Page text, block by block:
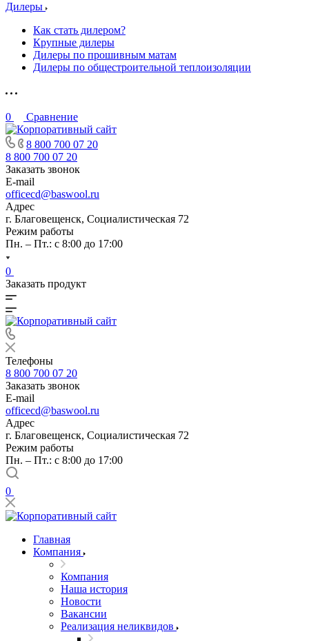
Дилеры
Как стать дилером?
Крупные дилеры
Дилеры по прошивным матам
Дилеры по общестроительной теплоизоляции
0 Сравнение
8 800 700 07 20
8 800 700 07 20
Заказать звонок
E-mail
officecd@baswool.ru
Адрес
г. Благовещенск, Социалистическая 72
Режим работы
Пн. – Пт.: с 8:00 до 17:00
0
Заказать продукт
Телефоны
8 800 700 07 20
Заказать звонок
E-mail
officecd@baswool.ru
Адрес
г. Благовещенск, Социалистическая 72
Режим работы
Пн. – Пт.: с 8:00 до 17:00
0
Главная
Компания
Компания
Наша история
Новости
Вакансии
Реализация неликвидов